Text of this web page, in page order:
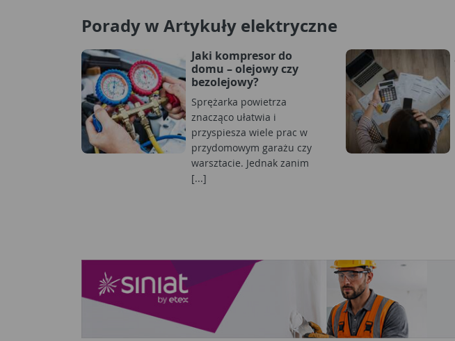
Porady w Artykuły elektryczne
Jaki kompresor do
domu – olejowy czy
bezolejowy?
Sprężarka powietrza
znacząco ułatwia i
przyspiesza wiele prac w
przydomowym garażu czy
warsztacie. Jednak zanim
[...]